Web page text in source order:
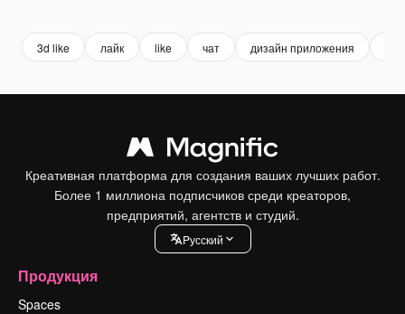
3d like лайк like чат дизайн приложения
Креативная платформа для создания ваших лучших работ.
Более 1 миллиона подписчиков среди креаторов,
предприятий, агентств и студий.
Pусский
Продукция
Spaces